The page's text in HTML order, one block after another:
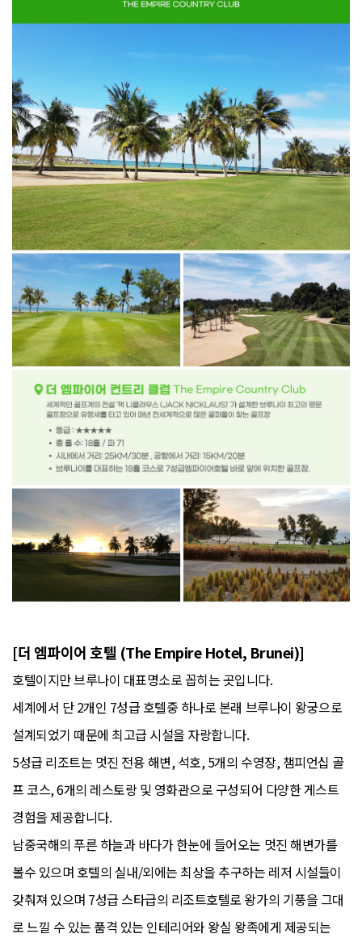
[더 엠파이어 호텔 (The Empire Hotel, Brunei)]
호텔이지만 브루나이 대표명소로 꼽히는 곳입니다.
세계에서 단 2개인 7성급 호텔중 하나로 본래 브루나이 왕궁으로
설계되었기 때문에 최고급 시설을 자랑합니다.
5성급 리조트는 멋진 전용 해변, 석호, 5개의 수영장, 챔피언십 골
프 코스, 6개의 레스토랑 및 영화관으로 구성되어 다양한 게스트
경험을 제공합니다.
남중국해의 푸른 하늘과 바다가 한눈에 들어오는 멋진 해변가를
볼수 있으며 호텔의 실내/외에는 최상을 추구하는 레저 시설들이
갖춰져 있으며 7성급 스타급의 리조트호텔로 왕가의 기풍을 그대
로 느낄 수 있는 품격 있는 인테리어와 왕실 왕족에게 제공되는